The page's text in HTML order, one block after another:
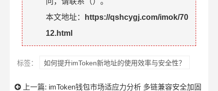
本文地址：
https://qshcygj.com/imok/70
12.html
标签： 如何提升imToken新地址的使用效率与安全性？
上一篇: imToken钱包市场适应力分析 多链兼容安全加固